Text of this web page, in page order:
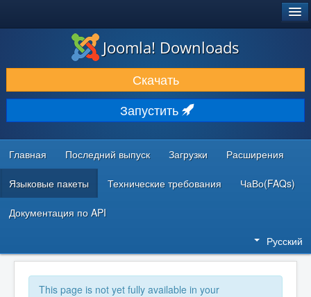
ЗАГРУЗКИ И РАСШИРЕНИЯ
ДОКУМЕНТАЦИЯ И ОБУЧЕНИЕ
СООБЩЕСТВО И ПОДДЕРЖКА
РЕСУРСЫ ДЛЯ РАЗРАБОТЧИКОВ
Joomla! Downloads
Скачать
Запустить
Главная Последний выпуск Загрузки Расширения
Языковые пакеты Технические требования ЧаВо(FAQs)
Документация по API
Русский
This page is not yet fully available in your